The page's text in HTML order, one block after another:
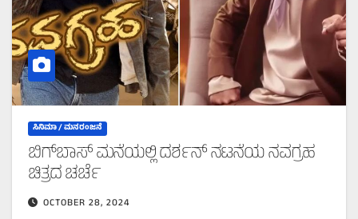
ಸಿನಿಮಾ / ಮನರಂಜನೆ
ಬಿಗ್‌ಬಾಸ್‌ ಮನೆಯಲ್ಲಿ ದರ್ಶನ್‌ ನಟನೆಯ ನವಗ್ರಹ
ಚಿತ್ರದ ಚರ್ಚೆ
OCTOBER 28, 2024